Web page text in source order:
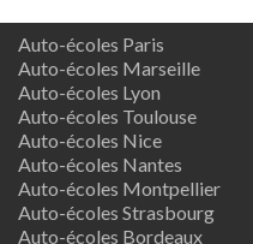
Auto-écoles Paris
Auto-écoles Marseille
Auto-écoles Lyon
Auto-écoles Toulouse
Auto-écoles Nice
Auto-écoles Nantes
Auto-écoles Montpellier
Auto-écoles Strasbourg
Auto-écoles Bordeaux